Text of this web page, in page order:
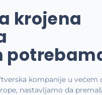
krojena
kompanije u većem
nastavljamo da